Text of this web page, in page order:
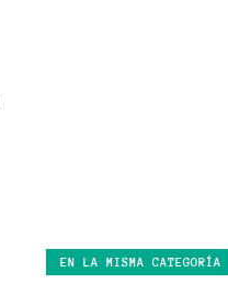
EN LA MISMA CATEGORÍA